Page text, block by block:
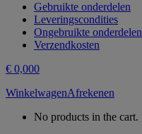
Gebruikte onderdelen
Leveringscondities
Ongebruikte onderdelen
Verzendkosten
€ 0,000
WinkelwagenAfrekenen
No products in the cart.